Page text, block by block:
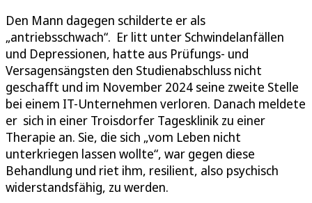
Den Mann dagegen schilderte er als
„antriebsschwach“. Er litt unter Schwindelanfällen
und Depressionen, hatte aus Prüfungs- und
Versagensängsten den Studienabschluss nicht
geschafft und im November 2024 seine zweite Stelle
bei einem IT-Unternehmen verloren. Danach meldete
er sich in einer Troisdorfer Tagesklinik zu einer
Therapie an. Sie, die sich „vom Leben nicht
unterkriegen lassen wollte“, war gegen diese
Behandlung und riet ihm, resilient, also psychisch
widerstandsfähig, zu werden.